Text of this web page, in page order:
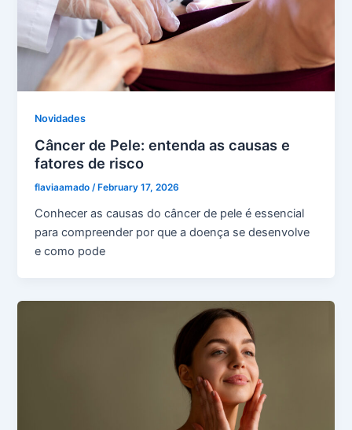
Novidades
Câncer de Pele: entenda as causas e
fatores de risco
flaviaamado/ February 17, 2026
Conhecer as causas do câncer de pele é essencial
para compreender por que a doença se desenvolve
e como pode